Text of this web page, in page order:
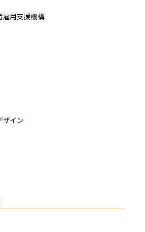
雇用支援機構
ザイン